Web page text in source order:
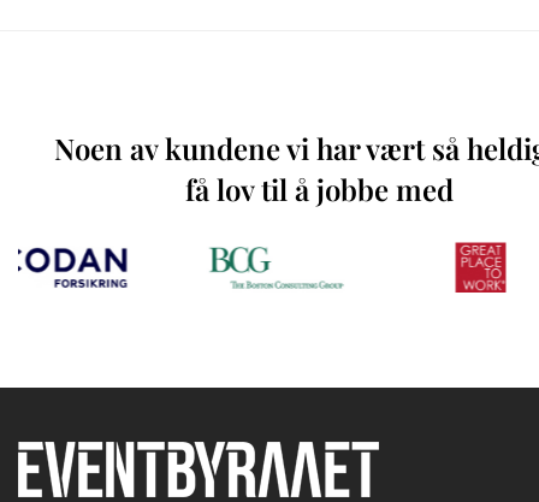
Noen av kundene vi har vært så
få lov til å jobbe med